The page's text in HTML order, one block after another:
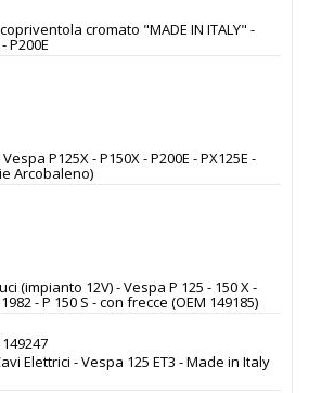
cromato "MADE IN ITALY" -
P200E
P125X - P150X - P200E - PX125E -
Arcobaleno)
(impianto 12V) - Vespa P 125 - 150 X -
- P 150 S - con frecce (OEM 149185)
Elettrici - Vespa 125 ET3 - Made in Italy